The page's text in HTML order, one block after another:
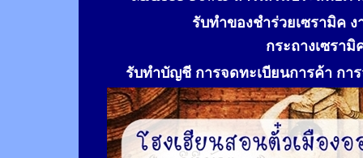
รับทำของชำร่วยเซรามิค
กระถางเซรา
รับทำบัญชี การจดทะเบียนการค้า กา